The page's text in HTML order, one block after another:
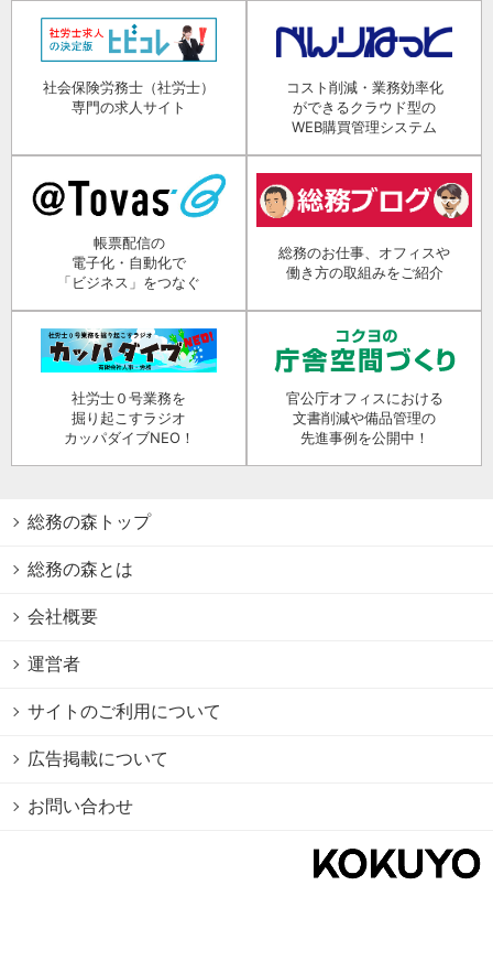
社会保険労務士（社労士）
専門の求人サイト
コスト削減・業務効率化
ができるクラウド型の
WEB購買管理システム
帳票配信の
電子化・自動化で
「ビジネス」をつなぐ
総務のお仕事、オフィスや
働き方の取組みをご紹介
社労士０号業務を
掘り起こすラジオ
カッパダイブNEO！
官公庁オフィスにおける
文書削減や備品管理の
先進事例を公開中！
総務の森トップ
総務の森とは
会社概要
運営者
サイトのご利用について
広告掲載について
お問い合わせ